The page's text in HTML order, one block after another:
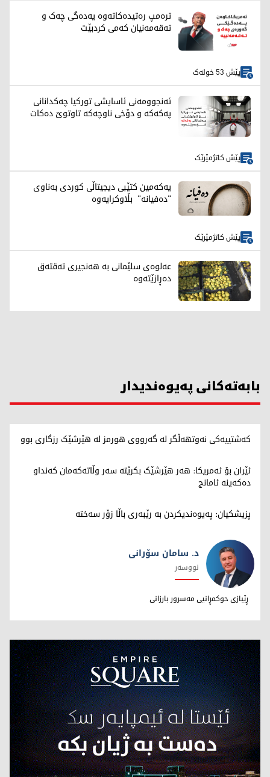
ترەمپ رەتیدەکاتەوە یەدەگی چەک و
تەقەمەنیان کەمی کردبێت
پێش 53 خولەک
ئەنجوومەنی ئاسایشی تورکیا چەکدانانی
پەکەکە و دۆخی ناوچەکە تاوتوێ دەکات
پێش کاتژمێرێک
یەکەمین کتێبی دیجیتاڵی کوردی بەناوی
"دەفیانە" بڵاوکرایەوە
پێش کاتژمێرێک
عەلوەی سلێمانی بە هەنجیری تەقتەق
دەڕازێتەوە
بابەتەکانی پەیوەندیدار
کەشتییەکی نەوتهەڵگر لە گەرووی هورمز لە هێرشێک رزگاری بوو
ئێران بۆ ئەمریکا: هەر هێرشێک بکرێتە سەر وڵاتەکەمان کەنداو
دەکەینە ئامانج
پزیشکیان: پەیوەندیکردن بە رێبەری باڵا زۆر سەختە
د. سامان سۆرانی
د. سامان سۆرانی
نووسەر
ڕێبازی حوکمڕانیی مەسرور بارزانی